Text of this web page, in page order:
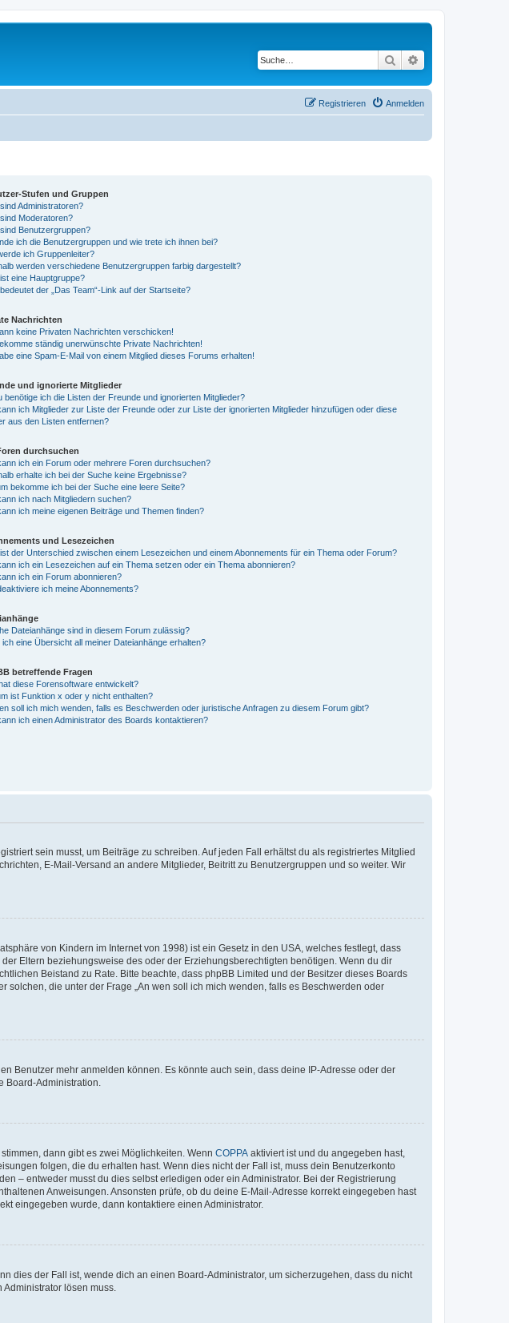
Suche
Anmelden
Registrieren
Stufen und Gruppen
Administratoren?
Moderatoren?
Benutzergruppen?
ich die Benutzergruppen und wie trete ich ihnen bei?
ich Gruppenleiter?
werden verschiedene Benutzergruppen farbig dargestellt?
eine Hauptgruppe?
der „Das Team“-Link auf der Startseite?
Nachrichten
keine Privaten Nachrichten verschicken!
ständig unerwünschte Private Nachrichten!
eine Spam-E-Mail von einem Mitglied dieses Forums erhalten!
und ignorierte Mitglieder
benötige ich die Listen der Freunde und ignorierten Mitglieder?
ich Mitglieder zur Liste der Freunde oder zur Liste der ignorierten Mitglieder hinzufügen oder diese
aus den Listen entfernen?
durchsuchen
ich ein Forum oder mehrere Foren durchsuchen?
erhalte ich bei der Suche keine Ergebnisse?
bekomme ich bei der Suche eine leere Seite?
ich nach Mitgliedern suchen?
ich meine eigenen Beiträge und Themen finden?
und Lesezeichen
der Unterschied zwischen einem Lesezeichen und einem Abonnements für ein Thema oder Forum?
ich ein Lesezeichen auf ein Thema setzen oder ein Thema abonnieren?
ich ein Forum abonnieren?
ich meine Abonnements?
Dateianhänge sind in diesem Forum zulässig?
ich eine Übersicht all meiner Dateianhänge erhalten?
betreffende Fragen
diese Forensoftware entwickelt?
ist Funktion x oder y nicht enthalten?
soll ich mich wenden, falls es Beschwerden oder juristische Anfragen zu diesem Forum gibt?
ich einen Administrator des Boards kontaktieren?
sein musst, um Beiträge zu schreiben. Auf jeden Fall erhältst du als registriertes Mitglied
E-Mail-Versand an andere Mitglieder, Beitritt zu Benutzergruppen und so weiter. Wir
von Kindern im Internet von 1998) ist ein Gesetz in den USA, welches festlegt, dass
Eltern beziehungsweise des oder der Erziehungsberechtigten benötigen. Wenn du dir
Beistand zu Rate. Bitte beachte, dass phpBB Limited und der Besitzer dieses Boards
die unter der Frage „An wen soll ich mich wenden, falls es Beschwerden oder
Benutzer mehr anmelden können. Es könnte auch sein, dass deine IP-Adresse oder der
Board-Administration.
dann gibt es zwei Möglichkeiten. Wenn COPPA aktiviert ist und du angegeben hast,
folgen, die du erhalten hast. Wenn dies nicht der Fall ist, muss dein Benutzerkonto
– entweder musst du dies selbst erledigen oder ein Administrator. Bei der Registrierung
Anweisungen. Ansonsten prüfe, ob du deine E-Mail-Adresse korrekt eingegeben hast
eingegeben wurde, dann kontaktiere einen Administrator.
dies der Fall ist, wende dich an einen Board-Administrator, um sicherzugehen, dass du nicht
lösen muss.